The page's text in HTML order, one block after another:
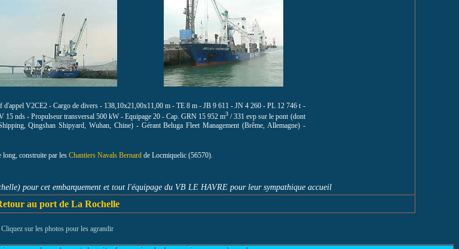
V2CE2 - Cargo de divers - 138,10x21,00x11,00 m - TE 8 m - JB 9 611 - JN 4 260 - PL 12 746 t -
nds - Propulseur transversal 500 kW - Equipage 20 - Cap. GRN 15 952 m3 / 331 evp sur le pont (dont
Qingshan Shipyard, Wuhan, Chine) - Gérant Beluga Fleet Management (Brême, Allemagne) -
long, construite par les Chantiers Navals Bernardde Locmiquelic (56570).
pour cet embarquement et tout l'équipage du VB LE HAVRE pour leur sympathique accueil
au port de La Rochelle
Cliquez sur les photos pour les agrandir